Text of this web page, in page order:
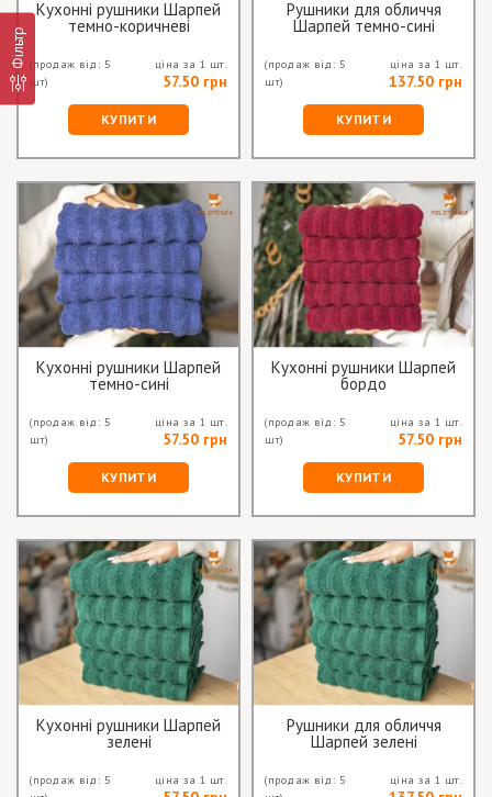
Фільтр
Кухонні рушники Шарпей
темно-коричневі
(продаж від: 5
шт)
ціна за 1 шт.
57.50 грн
КУПИТИ
Рушники для обличчя
Шарпей темно-сині
(продаж від: 5
шт)
ціна за 1 шт.
137.50 грн
КУПИТИ
Кухонні рушники Шарпей
темно-сині
(продаж від: 5
шт)
ціна за 1 шт.
57.50 грн
КУПИТИ
Кухонні рушники Шарпей
бордо
(продаж від: 5
шт)
ціна за 1 шт.
57.50 грн
КУПИТИ
Кухонні рушники Шарпей
зелені
(продаж від: 5
ціна за 1 шт.
Рушники для обличчя
Шарпей зелені
(продаж від: 5
ціна за 1 шт.